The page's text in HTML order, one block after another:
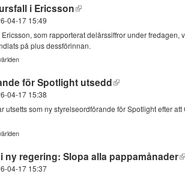
i Ericsson
04-17 15:49
som rapporterat delårssiffror under fredagen,
på plus dessförinnan.
för Spotlight utsedd
04-17 15:38
utsetts som ny styrelseordförande för Spotlight efter
ny regering: Slopa alla pappamånader
04-17 15:37